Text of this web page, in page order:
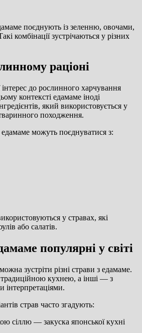
поєднують із зеленню, овочами,
комбінації зустрічаються у різних
раціоні
інтерес до рослинного харчування
контексті едамаме іноді
який використовується у
походження.
можуть поєднуватися з:
у стравах, які
або салатів.
популярні у світі
зустріти різні страви з едамаме.
традиційною кухнею, а інші — з
інтерпретаціями.
страв часто згадують:
сіллю — закуска японської кухні